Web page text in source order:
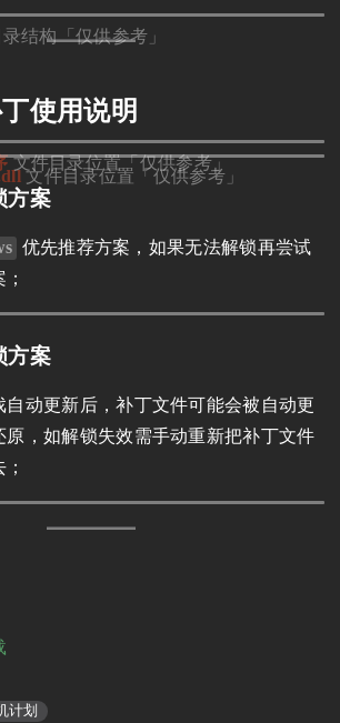
录结构「仅供参考」
使用说明
文件目录位置「仅供参考」
文件目录位置「仅供参考」
方案
优先推荐方案，如果无法解锁再尝试
方案
自动更新后，补丁文件可能会被自动更
原，如解锁失效需手动重新把补丁文件
计划